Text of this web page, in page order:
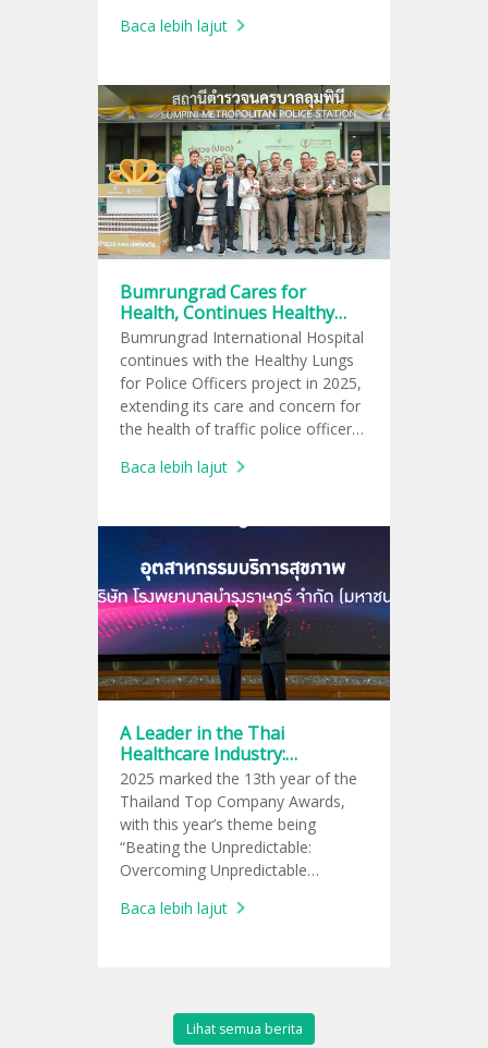
control.
Baca lebih lajut
Bumrungrad Cares for
Health, Continues Healthy
Lungs for Police Officers
Project in 2025
Bumrungrad International Hospital
continues with the Healthy Lungs
for Police Officers project in 2025,
extending its care and concern for
the health of traffic police officers
to alleviate health impacts caused
Baca lebih lajut
A Leader in the Thai
Healthcare Industry:
Bumrungrad Named at the
Thailand Top Company
Awards 2025
2025 marked the 13th year of the
Thailand Top Company Awards,
with this year’s theme being
“Beating the Unpredictable:
Overcoming Unpredictable
Baca lebih lajut
Lihat semua berita